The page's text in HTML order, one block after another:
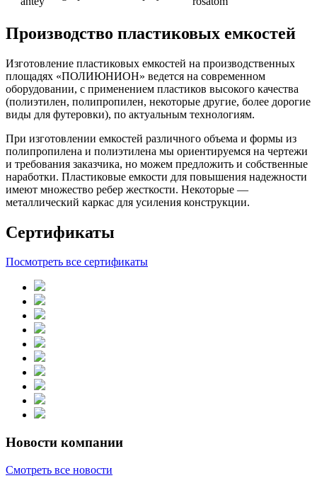
Производство пластиковых емкостей
Изготовление пластиковых емкостей на производственных
площадях «ПОЛИЮНИОН» ведется на современном
оборудовании, с применением пластиков высокого качества
(полиэтилен, полипропилен, некоторые другие, более дорогие
виды для футеровки), по актуальным технологиям.
При изготовлении емкостей различного объема и формы из
полипропилена и полиэтилена мы ориентируемся на чертежи
и требования заказчика, но можем предложить и собственные
наработки. Пластиковые емкости для повышения надежности
имеют множество ребер жесткости. Некоторые —
металлический каркас для усиления конструкции.
Сертификаты
Посмотреть все сертификаты
Новости компании
Смотреть все новости